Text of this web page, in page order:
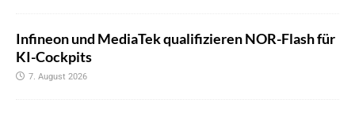
Infineon und MediaTek qualifizieren NOR-Flash für
KI-Cockpits
7. August 2026